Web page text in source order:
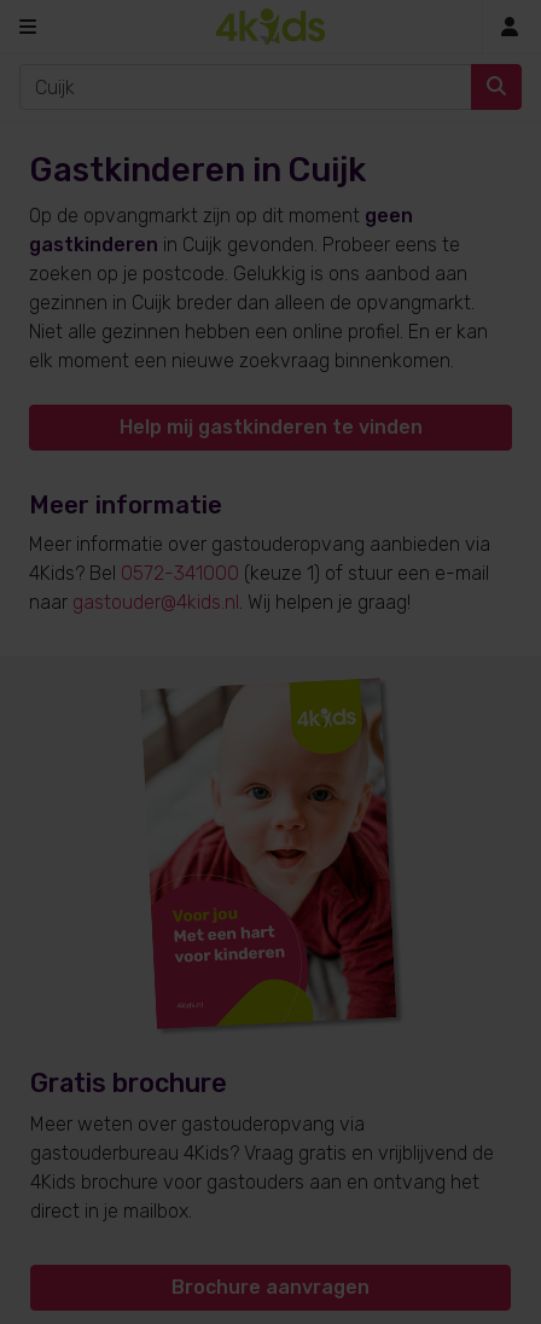
Gastkinderen in Cuijk
Op de opvangmarkt zijn op dit moment geen
gastkinderen in Cuijk gevonden. Probeer eens te
zoeken op je postcode. Gelukkig is ons aanbod aan
gezinnen in Cuijk breder dan alleen de opvangmarkt.
Niet alle gezinnen hebben een online profiel. En er kan
elk moment een nieuwe zoekvraag binnenkomen.
Help mij gastkinderen te vinden
Meer informatie
Meer informatie over gastouderopvang aanbieden via
4Kids? Bel 0572-341000 (keuze 1) of stuur een e-mail
naar gastouder@4kids.nl. Wij helpen je graag!
Gratis brochure
Meer weten over gastouderopvang via
gastouderbureau 4Kids? Vraag gratis en vrijblijvend de
4Kids brochure voor gastouders aan en ontvang het
direct in je mailbox.
Brochure aanvragen